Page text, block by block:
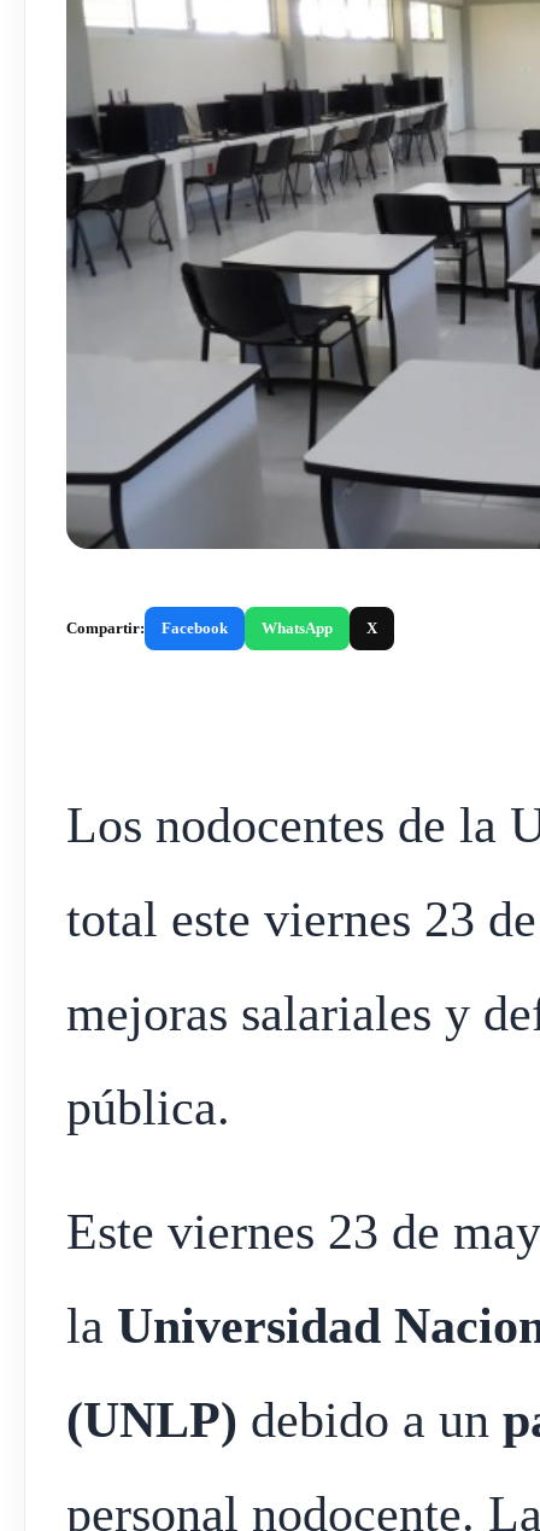
Compartir: Facebook WhatsApp X
Los nodocentes de la
total este viernes 23
mejoras salariales y
pública.
Este viernes 23 de
la Universidad
(UNLP) debido a un
personal nodocente.